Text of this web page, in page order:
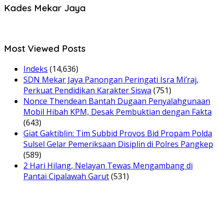
Kades Mekar Jaya
Most Viewed Posts
Indeks (14,636)
SDN Mekar Jaya Panongan Peringati Isra Mi’raj,
Perkuat Pendidikan Karakter Siswa (751)
Nonce Thendean Bantah Dugaan Penyalahgunaan
Mobil Hibah KPM, Desak Pembuktian dengan Fakta
(643)
Giat Gaktiblin: Tim Subbid Provos Bid Propam Polda
Sulsel Gelar Pemeriksaan Disiplin di Polres Pangkep
(589)
2 Hari Hilang, Nelayan Tewas Mengambang di
Pantai Cipalawah Garut(531)